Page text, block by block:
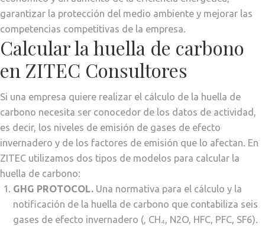
garantizar la protección del medio ambiente y mejorar las
competencias competitivas de la empresa.
Calcular la huella de carbono
en ZITEC Consultores
Si una empresa quiere realizar el cálculo de la huella de
carbono necesita ser conocedor de los datos de actividad,
es decir, los niveles de emisión de gases de efecto
invernadero y de los factores de emisión que lo afectan. En
ZITEC utilizamos dos tipos de modelos para calcular la
huella de carbono:
GHG PROTOCOL. Una normativa para el cálculo y la
notificación de la huella de carbono que contabiliza seis
gases de efecto invernadero (, CH₄, N2O, HFC, PFC, SF6).